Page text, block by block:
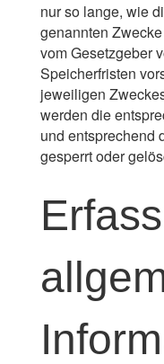
nur so lange, wie
genannten
vom Gesetzgeber
Speicherfristen
jeweiligen
werden die
und entsprechend
gesperrt oder